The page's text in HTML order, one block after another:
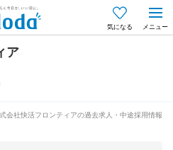
気になる
ア
会社快活フロンティアの過去求人・中途採用情報